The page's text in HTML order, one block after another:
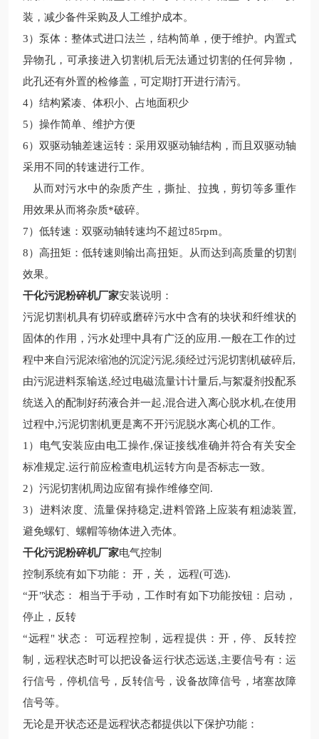
装，减少备件采购及人工维护成本。
3）泵体：整体式进口法兰，结构简单，便于维护。内置式
异物孔，可承接进入切割机后无法通过切割的任何异物，
此孔还有外置的检修盖，可定期打开进行清污。
4）结构紧凑、体积小、占地面积少
5）操作简单、维护方便
6）双驱动轴差速运转：采用双驱动轴结构，而且双驱动轴
采用不同的转速进行工作。
从而对污水中的杂质产生，撕扯、拉拽，剪切等多重作
用效果从而将杂质*破碎。
7）低转速：双驱动轴转速均不超过85rpm。
8）高扭矩：低转速则输出高扭矩。从而达到高质量的切割
效果。
干化污泥粉碎机厂家安装说明：
污泥切割机具有切碎或磨碎污水中含有的块状和纤维状的
固体的作用，污水处理中具有广泛的应用 .一般在工作的过
程中来自污泥浓缩池的沉淀污泥,须经过污泥切割机破碎后,
由污泥进料泵输送,经过电磁流量计计量后,与絮凝剂投配系
统送入的配制好药液合并一起,混合进入离心脱水机,在使用
过程中,污泥切割机更是离不开污泥脱水离心机的工作。
1 ）电气安装应由电工操作,保证接线准确并符合有关安全
标准规定.运行前应检查电机运转方向是否标志一致。
2）污泥切割机周边应留有操作维修空间.
3）进料浓度、流量保持稳定,进料管路上应装有粗滤装置,
避免螺钉、螺帽等物体进入壳体。
干化污泥粉碎机厂家电气控制
控制系统有如下功能：
开，关， 远程(可选).
“开"状态： 相当于手动，工作时有如下功能按钮：启动，
停止，反转
“远程" 状态： 可远程控制，远程提供：开，停、反转控
制，远程状态时可以把设备运行状态远送,主要信号有：运
行信号，停机信号，反转信号，设备故障信号，堵塞故障
信号等。
无论是开状态还是远程状态都提供以下保护功能：